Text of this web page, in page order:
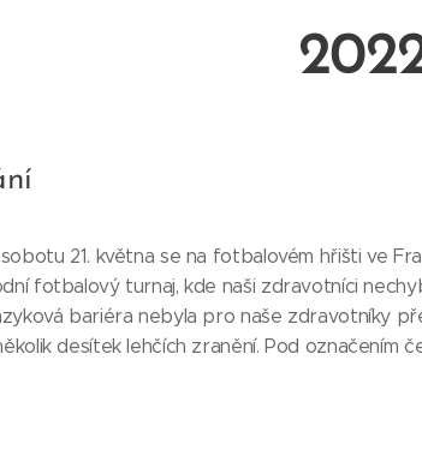
21. května se na fotbalovém hřišti ve
fotbalový turnaj, kde naši zdravotníci
bariéra nebyla pro naše zdravotníky
desítek lehčích zranění. Pod označením